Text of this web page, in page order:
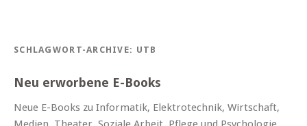
SCHLAGWORT-ARCHIVE: UTB
Neu erworbene E-Books
Neue E-Books zu Informatik, Elektrotechnik, Wirtschaft,